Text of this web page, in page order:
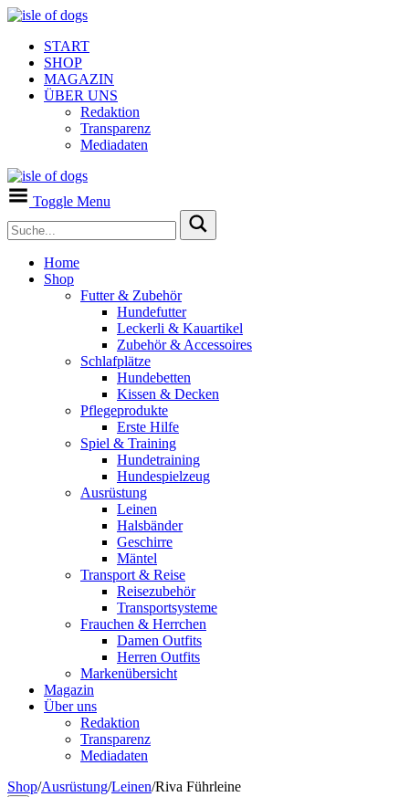
START
SHOP
MAGAZIN
ÜBER UNS
Redaktion
Transparenz
Mediadaten
Toggle Menu
Home
Shop
Futter & Zubehör
Hundefutter
Leckerli & Kauartikel
Zubehör & Accessoires
Schlafplätze
Hundebetten
Kissen & Decken
Pflegeprodukte
Erste Hilfe
Spiel & Training
Hundetraining
Hundespielzeug
Ausrüstung
Leinen
Halsbänder
Geschirre
Mäntel
Transport & Reise
Reisezubehör
Transportsysteme
Frauchen & Herrchen
Damen Outfits
Herren Outfits
Markenübersicht
Magazin
Über uns
Redaktion
Transparenz
Mediadaten
Shop/Ausrüstung/Leinen/Riva Führleine